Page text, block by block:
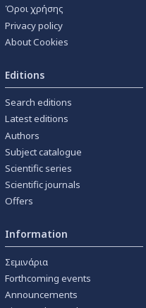
Όροι χρήσης
Privacy policy
About Cookies
Editions
Search editions
Latest editions
Authors
Subject catalogue
Scientific series
Scientific journals
Offers
Information
Σεμινάρια
Forthcoming events
Announcements